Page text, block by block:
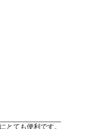
とても便利です。